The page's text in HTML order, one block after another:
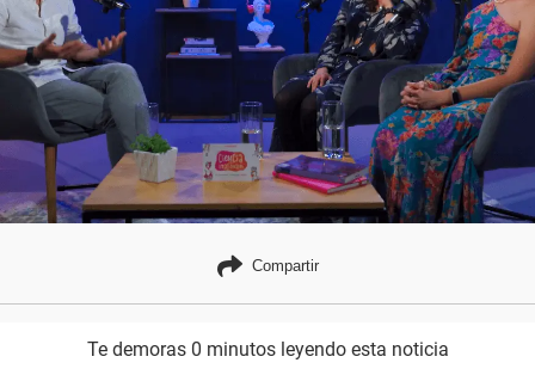
Compartir
Te demoras 0 minutos leyendo esta noticia